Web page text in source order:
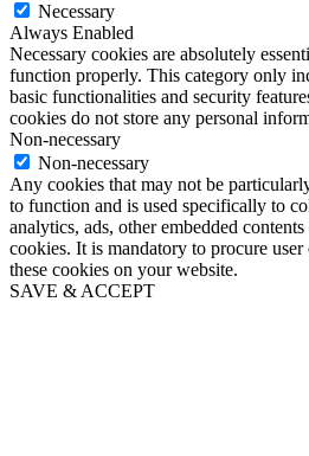
Necessary
Always Enabled
Necessary cookies are absolutely
function properly. This category only
basic functionalities and security
cookies do not store any personal
Non-necessary
Non-necessary
Any cookies that may not be
to function and is used specifically to
analytics, ads, other embedded
cookies. It is mandatory to procure
these cookies on your website.
SAVE & ACCEPT